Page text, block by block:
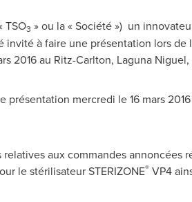
TSO3 » ou la « Société ») un
à faire une présentation lors de
2016 au Ritz-Carlton, Laguna Niguel,
présentation mercredi le 16 mars
aux commandes annoncées
le stérilisateur STERIZONE®VP4